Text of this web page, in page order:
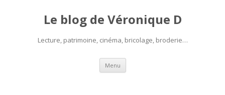
Le blog de Véronique D
Lecture, patrimoine, cinéma, bricolage, broderie…
Menu Aller
contenu